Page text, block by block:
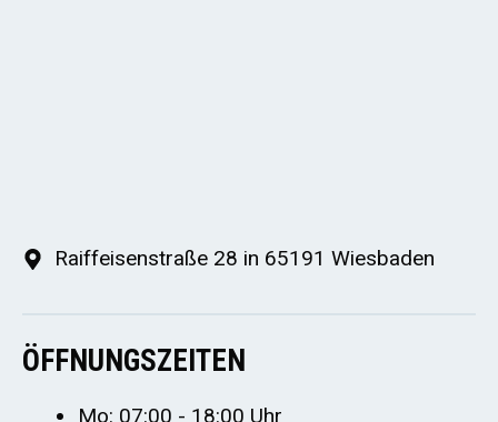
Raiffeisenstraße 28 in 65191 Wiesbaden
ÖFFNUNGSZEITEN
Mo: 07:00 - 18:00 Uhr